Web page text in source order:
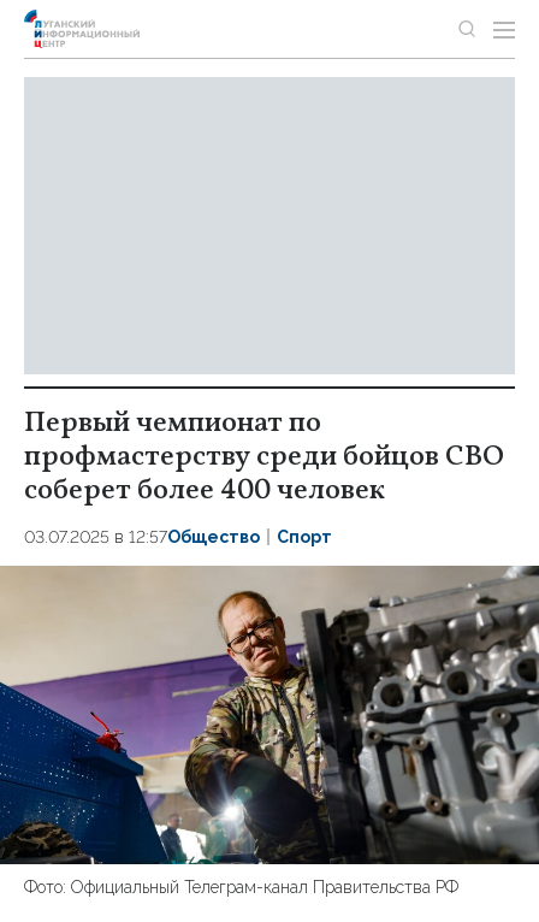
Первый чемпионат по
профмастерству среди бойцов СВО
соберет более 400 человек
03.07.2025 в 12:57Общество Спорт
Фото: Официальный Телеграм-канал Правительства РФ